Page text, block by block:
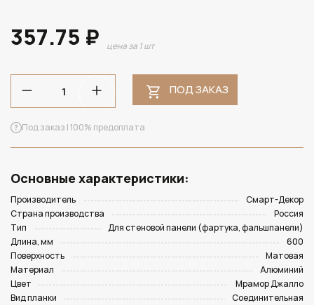
357.75 ₽ цена за 1 шт
ПОД ЗАКАЗ
Под заказ | 100% предоплата
Основные характеристики:
Производитель
Смарт-Декор
Страна производства
Россия
Тип
Для стеновой панели (фартука, фальшпанели)
Длина, мм
600
Поверхность
Матовая
Материал
Алюминий
Цвет
Мрамор Джалло
Вид планки
Соединительная